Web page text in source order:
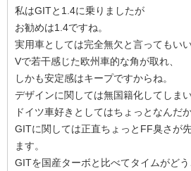
私はGITと1.4に乗りましたが
お勧めは1.4ですね。
実用車としては完全無欠と言ってもい
Vで若干感じた欧州車的な角が取れ、
しかも安定感はキープですからね。
デザインに関しては無国籍化してしま
ドイツ車好きとしてはちょっとなんだ
GITに関しては正直ちょっとFF臭さが
ます。
GITを国産ターボと比べてタイムがど